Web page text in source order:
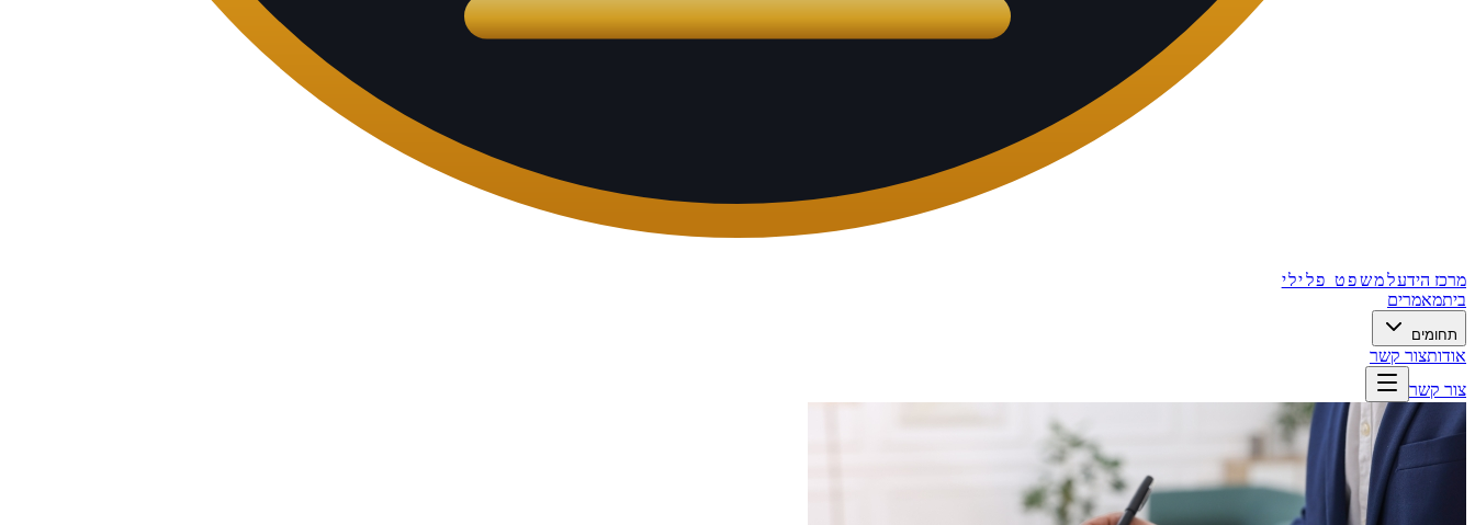
מרכז הידעלמשפט פלילי
ביתמאמרים
תחומים
אודותצור קשר
צור קשר